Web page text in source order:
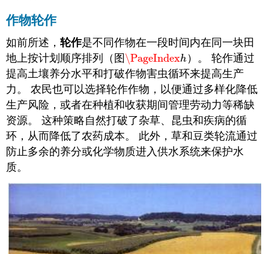
作物轮作
如前所述，轮作是不同作物在一段时间内在同一块田
地上按计划顺序排列（图 \PageIndexh
\PageIndexh ）。 轮作通过
提高土壤养分水平和打破作物害虫循环来提高生产
力。 农民也可以选择轮作作物，以便通过多样化降低
生产风险，或者在种植和收获期间管理劳动力等稀缺
资源。 这种策略自然打破了杂草、昆虫和疾病的循
环，从而降低了农药成本。 此外，草和豆类轮流通过
防止多余的养分或化学物质进入供水系统来保护水
质。